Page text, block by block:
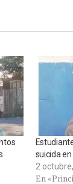
suicida
2
En